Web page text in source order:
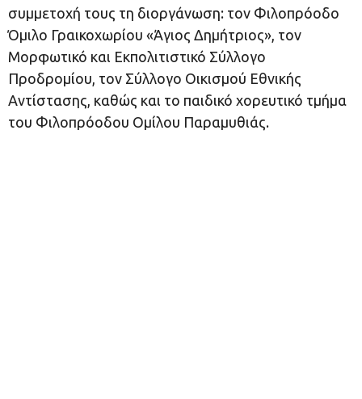
συμμετοχή τους τη διοργάνωση: τον Φιλοπρόοδο
Όμιλο Γραικοχωρίου «Άγιος Δημήτριος», τον
Μορφωτικό και Εκπολιτιστικό Σύλλογο
Προδρομίου, τον Σύλλογο Οικισμού Εθνικής
Αντίστασης, καθώς και το παιδικό χορευτικό τμήμα
του Φιλοπρόοδου Ομίλου Παραμυθιάς.